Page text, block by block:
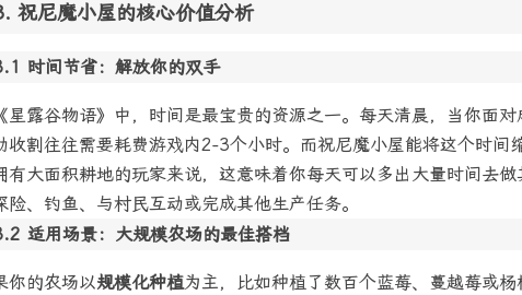
祝尼魔小屋的核心价值分析
时间节省：解放你的双手
星露谷物语》中，时间是最宝贵的资源之一。每天清晨，当你面对
收割往往需要耗费游戏内2-3个小时。而祝尼魔小屋能将这个时间
有大面积耕地的玩家来说，这意味着你每天可以多出大量时间去
险、钓鱼、与村民互动或完成其他生产任务。
适用场景：大规模农场的最佳搭档
你的农场以规模化种植为主，比如种植了数百个蓝莓、蔓越莓或